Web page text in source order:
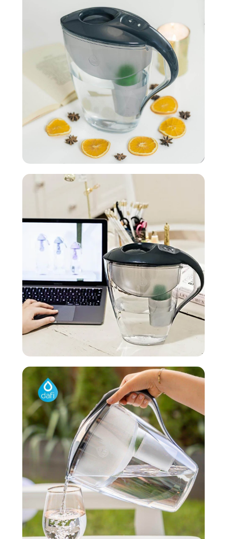
Dafi Care
שירות שיעזור
אנחנו רוצים לעזור לכם! ב - Dafi Care נדאג
לתזכר אתכם ולשלוח לכם מסננים חדשים
ישירות עד פתח הבית בזמן הנוח ביותר לכם.
קרא עוד